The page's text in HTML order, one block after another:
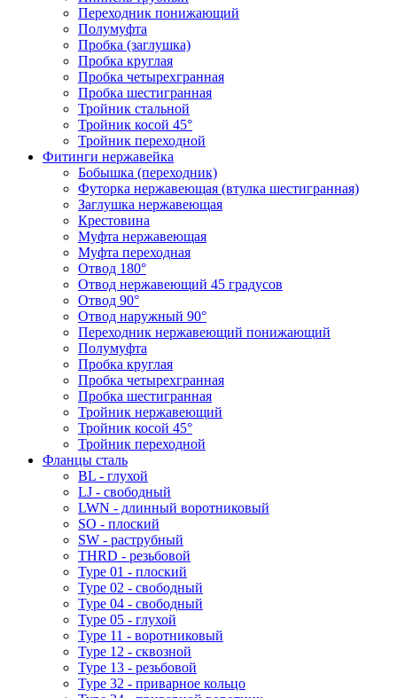
Переходник понижающий
Полумуфта
Пробка (заглушка)
Пробка круглая
Пробка четырехгранная
Пробка шестигранная
Тройник стальной
Тройник косой 45°
Тройник переходной
Фитинги нержавейка
Бобышка (переходник)
Футорка нержавеющая (втулка шестигранная)
Заглушка нержавеющая
Крестовина
Муфта нержавеющая
Муфта переходная
Отвод 180°
Отвод нержавеющий 45 градусов
Отвод 90°
Отвод наружный 90°
Переходник нержавеющий понижающий
Полумуфта
Пробка круглая
Пробка четырехгранная
Пробка шестигранная
Тройник нержавеющий
Тройник косой 45°
Тройник переходной
Фланцы сталь
BL - глухой
LJ - свободный
LWN - длинный воротниковый
SO - плоский
SW - раструбный
THRD - резьбовой
Type 01 - плоский
Type 02 - свободный
Type 04 - свободный
Type 05 - глухой
Type 11 - воротниковый
Type 12 - сквозной
Type 13 - резьбовой
Type 32 - приварное кольцо